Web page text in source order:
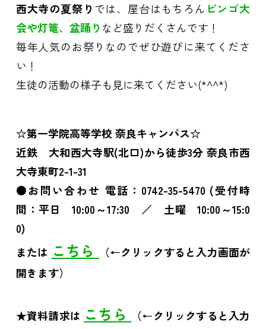
西大寺の夏祭り では、屋台はもちろん ビンゴ大
会や灯篭、盆踊り など盛りだくさんです！
毎年人気のお祭りなのでぜひ遊びに来てくださ
い！
生徒の活動の様子も見に来てください(*^^*)
☆第一学院高等学校 奈良キャンパス☆
近鉄 大和西大寺駅(北口)から徒歩3分 奈良市西
大寺東町2-1-31
●お問い合わせ 電話：0742-35-5470 (受付時
間：平日 10:00～17:30 ／ 土曜 10:00～15:0
0)
または こちら
（←クリックすると入力画面が
開きます）
★資料請求は こちら
（←クリックすると入力